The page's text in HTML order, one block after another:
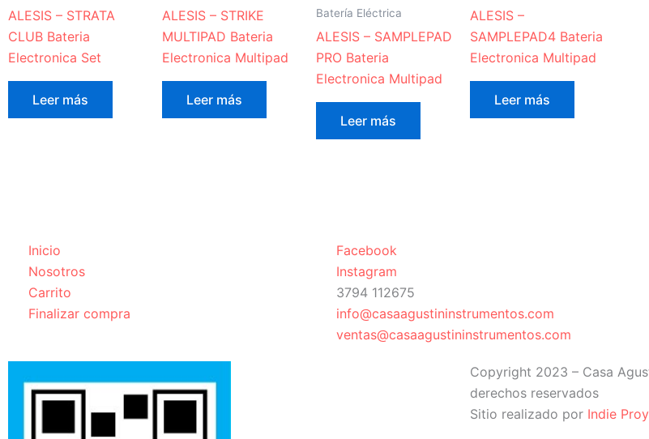
ALESIS – STRATA
CLUB Bateria
Electronica Set
Leer más
ALESIS – STRIKE
MULTIPAD Bateria
Electronica Multipad
Leer más
Batería Eléctrica
ALESIS – SAMPLEPAD
PRO Bateria
Electronica Multipad
Leer más
ALESIS –
SAMPLEPAD4 Bateria
Electronica Multipad
Leer más
Inicio
Nosotros
Carrito
Finalizar compra
Facebook
Instagram
3794 112675
info@casaagustininstrumentos.com
ventas@casaagustininstrumentos.com
Copyright 2023 – Casa
derechos reservados
Sitio realizado por Indie